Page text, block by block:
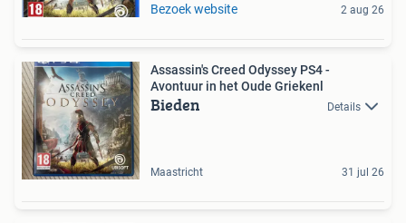
Bezoek website 2 aug 26
Assassin's Creed Odyssey PS4 -
Avontuur in het Oude Griekenl
Bieden Details
Maastricht 31 jul 26